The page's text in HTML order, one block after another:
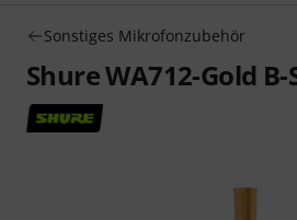
Sonstiges Mikrofonzubehör
Shure WA712-Gold